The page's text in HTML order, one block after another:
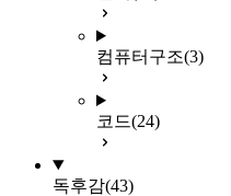
컴퓨터구조(3)
코드(24)
독후감(43)